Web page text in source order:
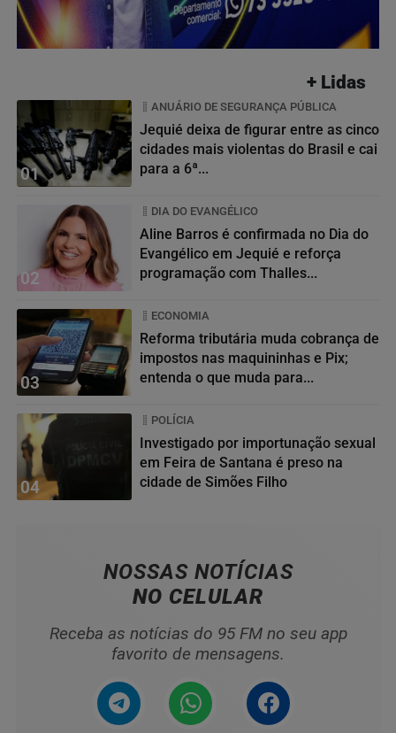
+ Lidas
01
ANUÁRIO DE SEGURANÇA PÚBLICA
Jequié deixa de figurar entre as cinco
cidades mais violentas do Brasil e cai
para a 6ª...
02
DIA DO EVANGÉLICO
Aline Barros é confirmada no Dia do
Evangélico em Jequié e reforça
programação com Thalles...
03
ECONOMIA
Reforma tributária muda cobrança de
impostos nas maquininhas e Pix;
entenda o que muda para...
04
POLÍCIA
Investigado por importunação sexual
em Feira de Santana é preso na
cidade de Simões Filho
NOSSAS NOTÍCIAS
NO CELULAR
Receba as notícias do 95 FM no seu app
favorito de mensagens.